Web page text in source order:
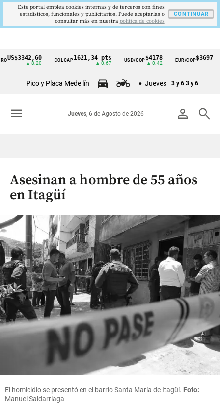
Cintillo
Colombia
▲ 8.20
COLCAP1621,34 pts
▲ 0.67
USD/COP$4178
▲ 0.42
EUR/COP$3697
Pico y Placa Medellín Jueves 3 y 6 3 y 6
person search
Jueves, 6 de Agosto de 2026
menu
Asesinan a hombre de 55 años
en Itagüí
El homicidio se presentó en el barrio Santa María de Itagüí. Foto:
Manuel Saldarriaga
Este portal emplea cookies internas y de terceros con fines
estadísticos, funcionales y publicitarios. Puede aceptarlas o
consultar más en nuestra politica de cookies
CONTINUAR